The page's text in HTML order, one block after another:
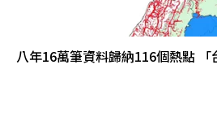
八年16萬筆資料歸納116個熱點